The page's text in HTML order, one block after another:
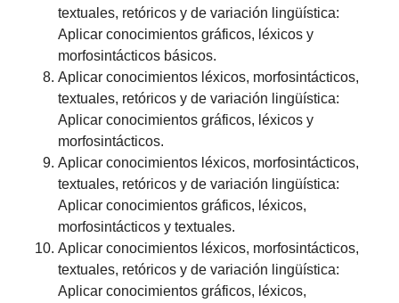
textuales, retóricos y de variación lingüística:
Aplicar conocimientos gráficos, léxicos y
morfosintácticos básicos.
Aplicar conocimientos léxicos, morfosintácticos,
textuales, retóricos y de variación lingüística:
Aplicar conocimientos gráficos, léxicos y
morfosintácticos.
Aplicar conocimientos léxicos, morfosintácticos,
textuales, retóricos y de variación lingüística:
Aplicar conocimientos gráficos, léxicos,
morfosintácticos y textuales.
Aplicar conocimientos léxicos, morfosintácticos,
textuales, retóricos y de variación lingüística:
Aplicar conocimientos gráficos, léxicos,